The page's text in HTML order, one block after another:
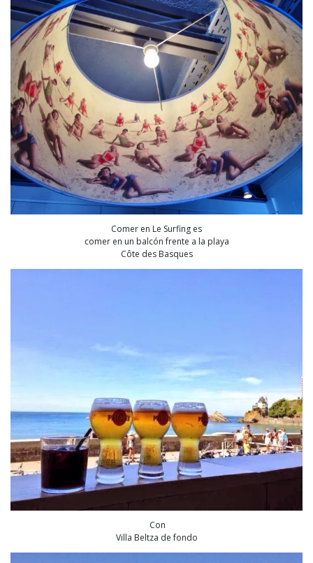
Comer en Le Surfing es
comer en un balcón frente a la playa
Côte des Basques
Con
Villa Beltza de fondo